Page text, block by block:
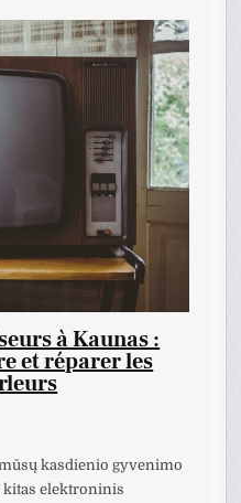
à Kaunas :
et réparer les
kasdienio gyvenimo
kitas elektroninis